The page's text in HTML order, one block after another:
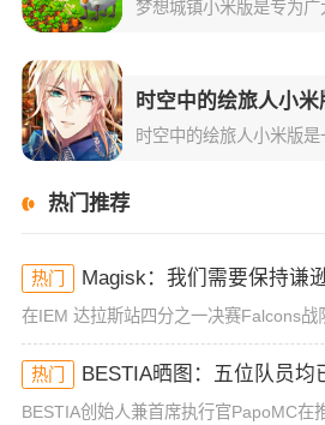
时空中的绘旅人小米
热门推荐
热门
热门 BESTIA晒图：五位队员均